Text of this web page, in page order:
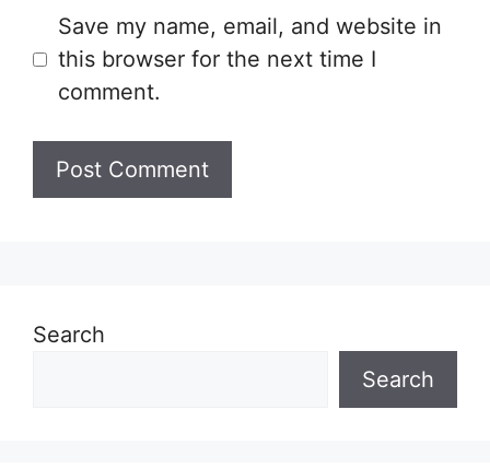
Save my name, email, and website in
this browser for the next time I
comment.
Search
Search